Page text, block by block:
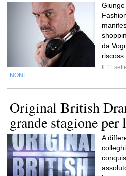
da
Il 11
NONE
Original British
grande stagione
A